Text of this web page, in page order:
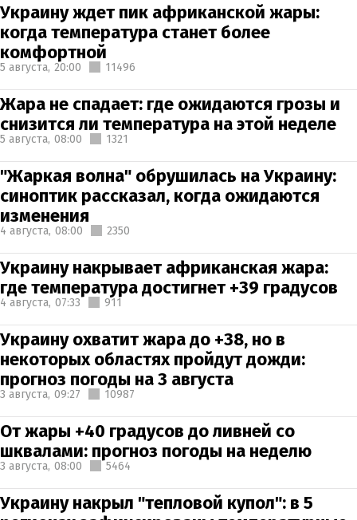
Украину ждет пик африканской жары:
когда температура станет более
комфортной
5 августа, 20:00 11496
Жара не спадает: где ожидаются грозы и
снизится ли температура на этой неделе
5 августа, 08:00 1321
"Жаркая волна" обрушилась на Украину:
синоптик рассказал, когда ожидаются
изменения
4 августа, 08:00 2350
Украину накрывает африканская жара:
где температура достигнет +39 градусов
4 августа, 07:33 911
Украину охватит жара до +38, но в
некоторых областях пройдут дожди:
прогноз погоды на 3 августа
3 августа, 09:27 10987
От жары +40 градусов до ливней со
шквалами: прогноз погоды на неделю
3 августа, 08:00 5464
Украину накрыл "тепловой купол": в 5